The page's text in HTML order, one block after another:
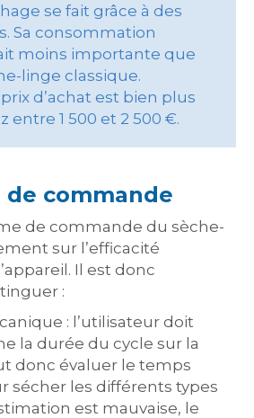
se fait grâce à des
Sa consommation
moins importante que
linge classique.
d’achat est bien plus
entre 1 500 et 2 500 €.
de commande
de commande du sèche-
sur l’efficacité
Il est donc
:
: l’utilisateur doit
la durée du cycle sur la
donc évaluer le temps
sécher les différents types
est mauvaise, le